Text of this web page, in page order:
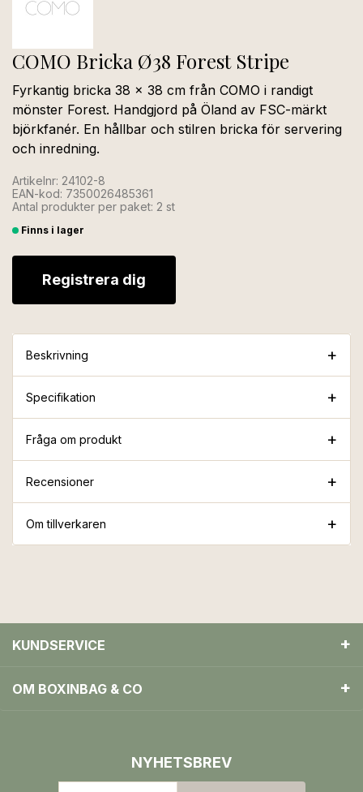
COMO Bricka Ø38 Forest Stripe
Fyrkantig bricka 38 × 38 cm från COMO i randigt
mönster Forest. Handgjord på Öland av FSC-märkt
björkfanér. En hållbar och stilren bricka för servering
och inredning.
Artikelnr: 24102-8
EAN-kod: 7350026485361
Antal produkter per paket: 2 st
Finns i lager
Registrera dig
Beskrivning
Specifikation
Fråga om produkt
Recensioner
Om tillverkaren
KUNDSERVICE
OM BOXINBAG & CO
NYHETSBREV